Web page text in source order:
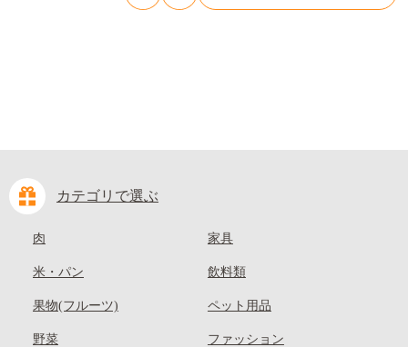
kasaoka_zsy_419_100---
カテゴリで選ぶ
肉
米・パン
果物(フルーツ)
野菜
家具
飲料類
ペット用品
ファッション